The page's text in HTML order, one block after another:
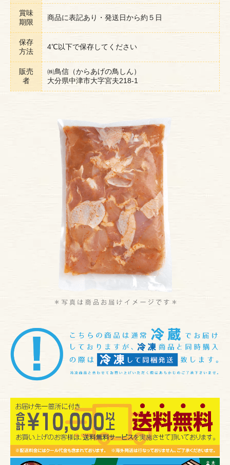
賞味
期限
商品に表記あり・発送日から約５日
保存
方法
4℃以下で保存してください
販売
者
㈱鳥信（からあげの鳥しん）
大分県中津市大字宮夫218-1